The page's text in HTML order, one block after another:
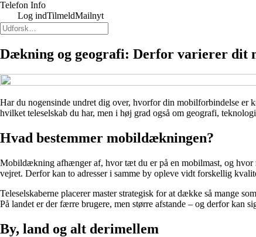
Telefon Info
Log indTilmeldMailnyt
Dækning og geografi: Derfor varierer dit
Har du nogensinde undret dig over, hvorfor din mobilforbindelse
hvilket teleselskab du har, men i høj grad også om geografi,
Hvad bestemmer mobildækningen?
Mobildækning afhænger af, hvor tæt du er på en mobilmast, og hvor
vejret. Derfor kan to adresser i samme by opleve vidt forskellig
Teleselskaberne placerer master strategisk for at dække så mange
På landet er der færre brugere, men større afstande – og derfor kan
By, land og alt derimellem